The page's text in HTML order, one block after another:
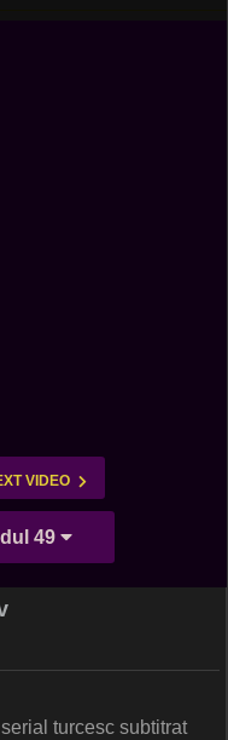
VIDEO
49
turcesc subtitrat